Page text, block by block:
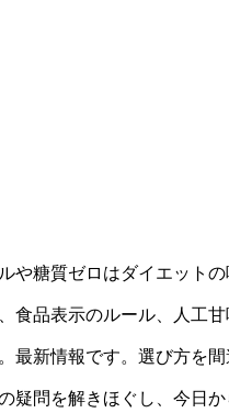
や糖質ゼロはダイエット
食品表示のルール、人工
最新情報です。選び方を
疑問を解きほぐし、今日